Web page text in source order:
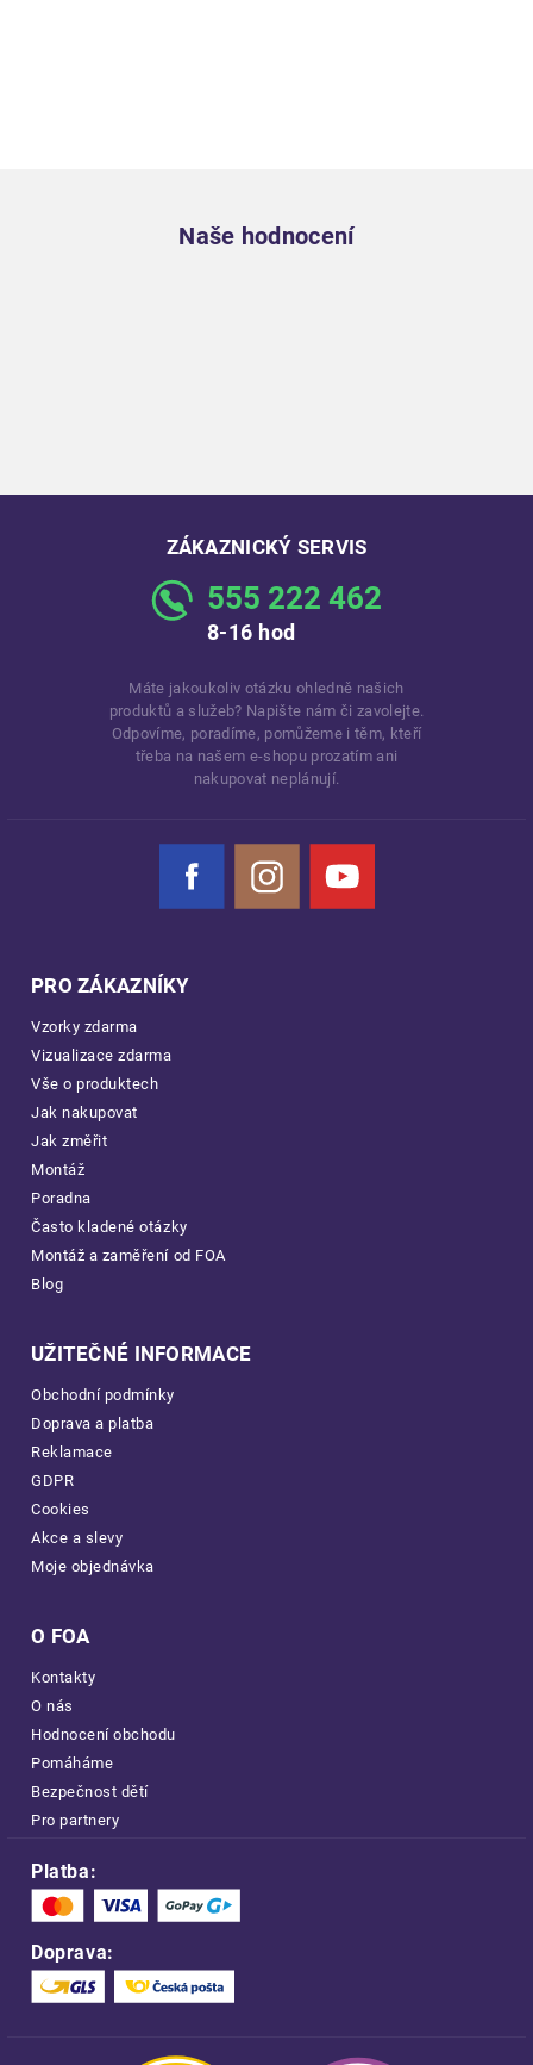
Naše hodnocení
ZÁKAZNICKÝ SERVIS
555 222 462
8-16 hod
Máte jakoukoliv otázku ohledně našich
produktů a služeb? Napište nám či zavolejte.
Odpovíme, poradíme, pomůžeme i těm, kteří
třeba na našem e-shopu prozatím ani
nakupovat neplánují.
Facebook Instagram YouTube
PRO ZÁKAZNÍKY
Vzorky zdarma
Vizualizace zdarma
Vše o produktech
Jak nakupovat
Jak změřit
Montáž
Poradna
Často kladené otázky
Montáž a zaměření od FOA
Blog
UŽITEČNÉ INFORMACE
Obchodní podmínky
Doprava a platba
Reklamace
GDPR
Cookies
Akce a slevy
Moje objednávka
O FOA
Kontakty
O nás
Hodnocení obchodu
Pomáháme
Bezpečnost dětí
Pro partnery
Platba:
Doprava: